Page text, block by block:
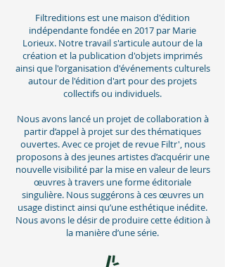
Filtreditions est une maison d'édition
indépendante fondée en 2017 par Marie
Lorieux. Notre travail s'articule autour de la
création et la publication d'objets imprimés
ainsi que l'organisation d'événements culturels
autour de l'édition d'art pour des projets
collectifs ou individuels.
Nous avons lancé un projet de collaboration à
partir d’appel à projet sur des thématiques
ouvertes. Avec ce projet de revue Filtr', nous
proposons à des jeunes artistes d’acquérir une
nouvelle visibilité par la mise en valeur de leurs
œuvres à travers une forme éditoriale
singulière. Nous suggérons à ces œuvres un
usage distinct ainsi qu’une esthétique inédite.
Nous avons le désir de produire cette édition à
la manière d’une série.